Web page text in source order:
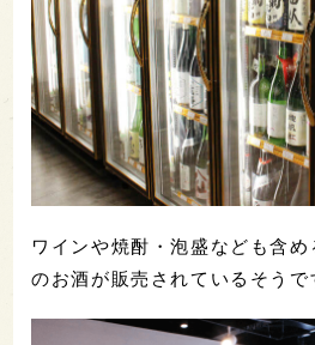
ワインや焼酎・泡盛なども含
のお酒が販売されているそうで